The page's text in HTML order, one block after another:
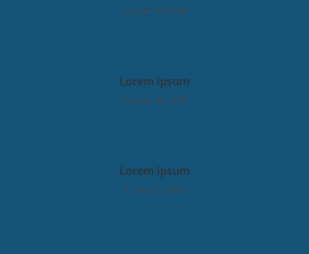
január 23, 2024
Lorem Ipsum
január 23, 2024
Lorem Ipsum
május 3, 2023